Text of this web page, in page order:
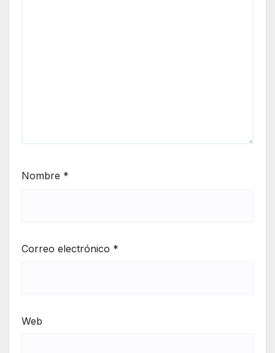
Nombre *
Correo electrónico *
Web